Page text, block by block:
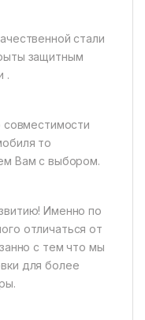
стали
защитным
.
совместимости
то
Вам с выбором.
Именно по
отличаться от
с тем что мы
для более